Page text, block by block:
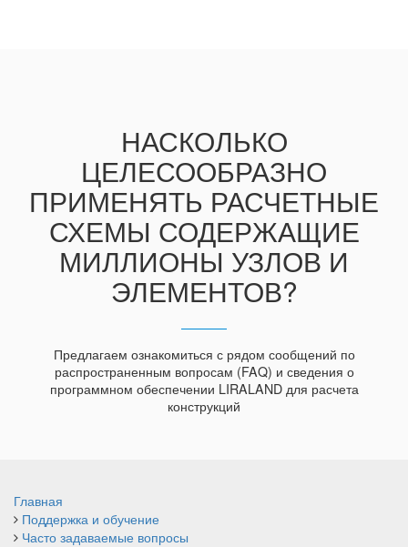
НАСКОЛЬКО
ЦЕЛЕСООБРАЗНО
ПРИМЕНЯТЬ РАСЧЕТНЫЕ
СХЕМЫ СОДЕРЖАЩИЕ
МИЛЛИОНЫ УЗЛОВ И
ЭЛЕМЕНТОВ?
Предлагаем ознакомиться с рядом сообщений по
распространенным вопросам (FAQ) и сведения о
программном обеспечении LIRALAND для расчета
конструкций
Главная
Поддержка и обучение
Часто задаваемые вопросы